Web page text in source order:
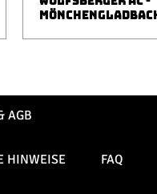
AGB
HINWEISE FAQ